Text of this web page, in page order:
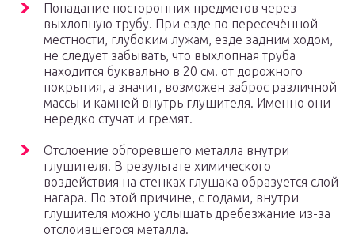
Попадание посторонних предметов через
выхлопную трубу. При езде по пересечённой
местности, глубоким лужам, езде задним ходом,
не следует забывать, что выхлопная труба
находится буквально в 20 см. от дорожного
покрытия, а значит, возможен заброс различной
массы и камней внутрь глушителя. Именно они
нередко стучат и гремят.
Отслоение обгоревшего металла внутри
глушителя. В результате химического
воздействия на стенках глушака образуется слой
нагара. По этой причине, с годами, внутри
глушителя можно услышать дребезжание из-за
отслоившегося металла.